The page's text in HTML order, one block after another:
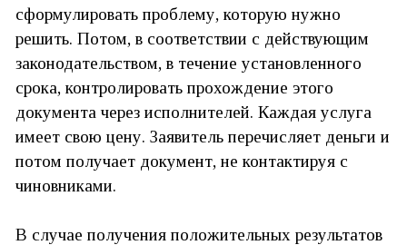
сформулировать проблему, которую нужно
решить. Потом, в соответствии с действующим
законодательством, в течение установленного
срока, контролировать прохождение этого
документа через исполнителей. Каждая услуга
имеет свою цену. Заявитель перечисляет деньги и
потом получает документ, не контактируя с
чиновниками.
В случае получения положительных результатов